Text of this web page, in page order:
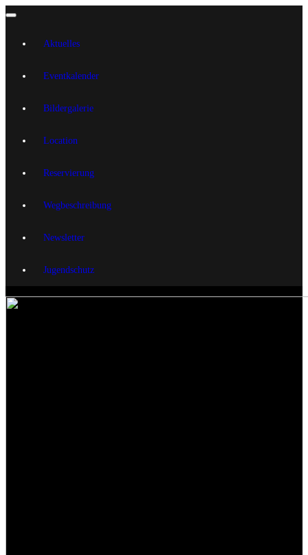
Aktuelles
Eventkalender
Bildergalerie
Location
Reservierung
Wegbeschreibung
Newsletter
Jugendschutz